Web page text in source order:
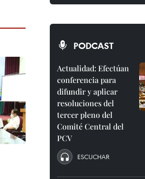
PODCAST
Actualidad: Efectúan
conferencia para
difundir y aplicar
resoluciones del
tercer pleno del
Comité Central del
PCV
ESCUCHAR